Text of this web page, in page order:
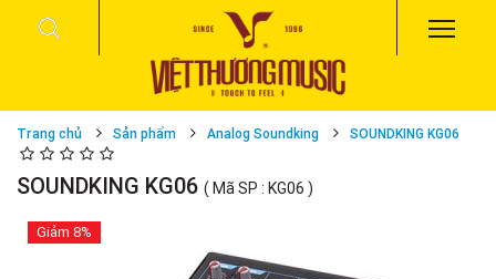
Trang chủ Sản phẩm Analog Soundking SOUNDKING KG06
SOUNDKING KG06 ( Mã SP : KG06 )
Giảm 8%